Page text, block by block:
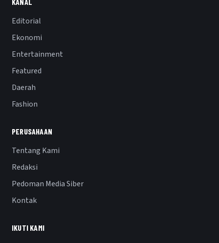
Editorial
Ekonomi
Entertainment
Featured
Daerah
Fashion
PERUSAHAAN
Tentang Kami
Redaksi
Pedoman Media Siber
Kontak
IKUTI KAMI